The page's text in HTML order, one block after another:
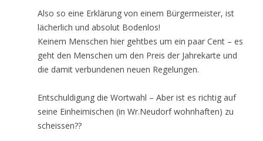
Also so eine Erklärung von einem Bürgermeister, ist
lächerlich und absolut Bodenlos!
Keinem Menschen hier gehtbes um ein paar Cent – es
geht den Menschen um den Preis der Jahrekarte und
die damit verbundenen neuen Regelungen.
Entschuldigung die Wortwahl – Aber ist es richtig auf
seine Einheimischen (in Wr.Neudorf wohnhaften) zu
scheissen??